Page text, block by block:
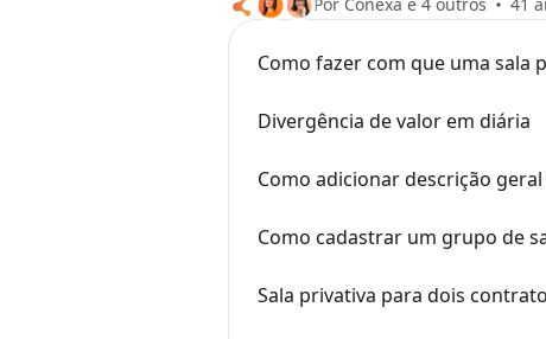
Como fazer com que uma sala
Divergência de valor em diária
Como adicionar descrição
Como cadastrar um grupo de
Sala privativa para dois